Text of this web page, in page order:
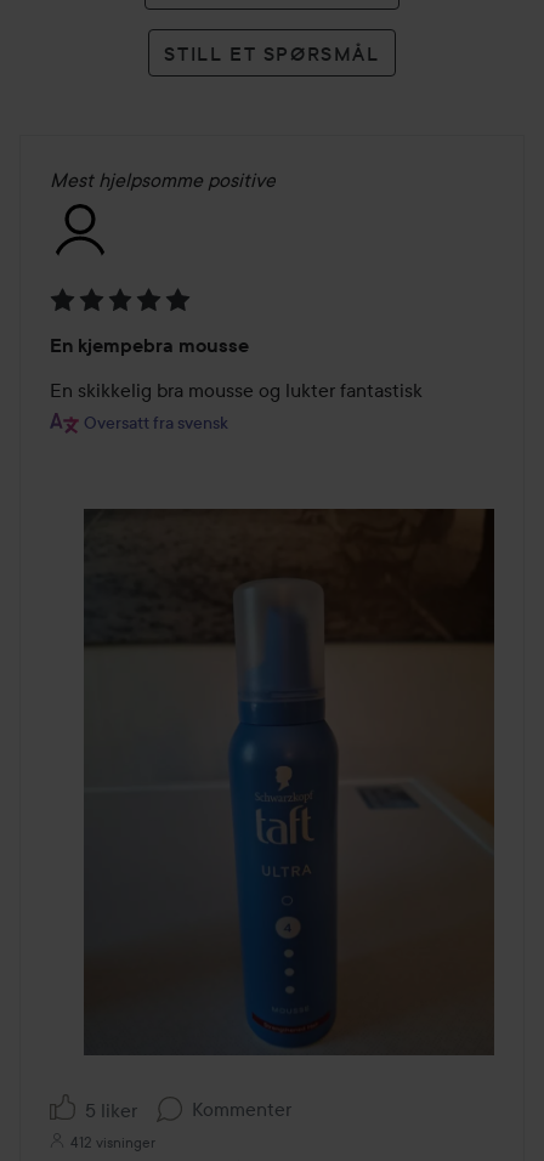
STILL ET SPØRSMÅL
Mest hjelpsomme positive
5
av
5
En kjempebra mousse
En skikkelig bra mousse og lukter fantastisk
Oversatt fra svensk
5 liker Kommenter
412 visninger